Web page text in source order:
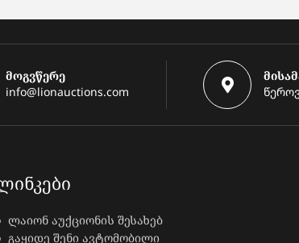
მოგვწერე
info@lionauctions.com
ლაიონ აუქციონის შესახებ
გაყიდე შენი ავტომობილი